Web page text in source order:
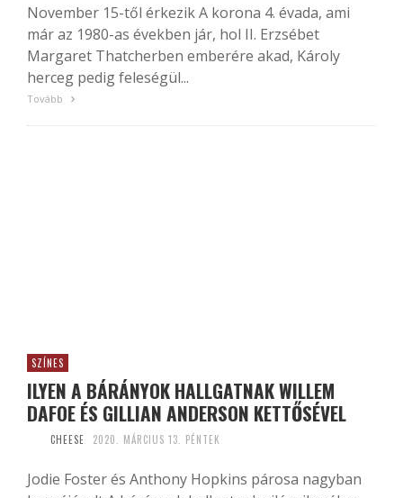
November 15-től érkezik A korona 4. évada, ami
már az 1980-as években jár, hol II. Erzsébet
Margaret Thatcherben emberére akad, Károly
herceg pedig feleségül...
Tovább
SZÍNES
ILYEN A BÁRÁNYOK HALLGATNAK WILLEM
DAFOE ÉS GILLIAN ANDERSON KETTŐSÉVEL
CHEESE 2020. MÁRCIUS 13. PÉNTEK
Jodie Foster és Anthony Hopkins párosa nagyban